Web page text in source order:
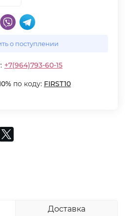
о поступлении
+7(964)793-60-15
по коду: FIRST10
Доставка